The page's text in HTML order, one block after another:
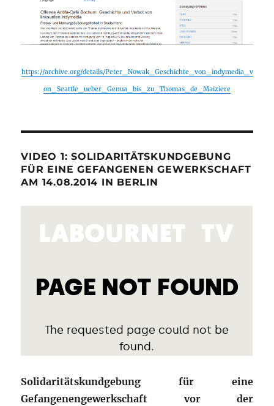
https://archive.org/details/Peter_Nowak_Geschichte_von_indymedia_v
on_Seattle_ueber_Genua_bis_zu_Thomas_de_Maiziere
VIDEO 1: SOLIDARITÄTSKUNDGEBUNG
FÜR EINE GEFANGENEN GEWERKSCHAFT
AM 14.08.2014 IN BERLIN
Solidaritätskundgebung für eine
Gefangenengewerkschaft vor der